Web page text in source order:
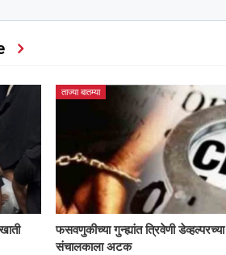
ताज्या बातम्या
फसवणुकीच्या गुन्ह्यांत त्रिवेणी डेव्हल्परच्या
संचालकाला अटक